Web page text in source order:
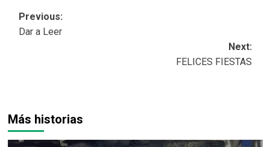
Post
navigation
Previous:
Dar a Leer
Next:
FELICES FIESTAS
Más historias